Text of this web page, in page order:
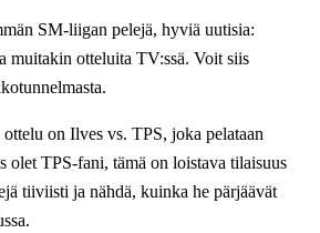
SM-liigan pelejä, hyviä uutisia:
muitakin otteluita TV:ssä. Voit siis
on Ilves vs. TPS, joka pelataan
olet TPS-fani, tämä on loistava tilaisuus
tiiviisti ja nähdä, kuinka he pärjäävät